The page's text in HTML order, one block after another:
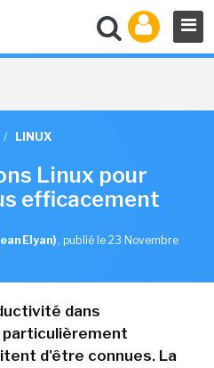
/ LINUX
Linux pour
efficacement
Elyan) , publié le 23 Novembre
dans
particulièrement
d'être connues. La